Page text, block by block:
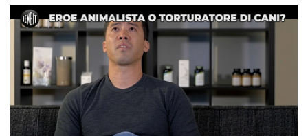
Italia? Questo a tanto altro in questa puntata di Iene.it con Giulia
Innocenzi!